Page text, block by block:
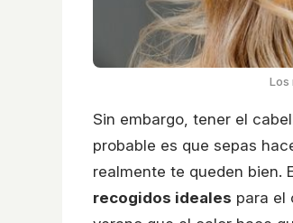
Los
Sin embargo, tener el
probable es que sepas
realmente te queden bien.
recogidos ideales para el